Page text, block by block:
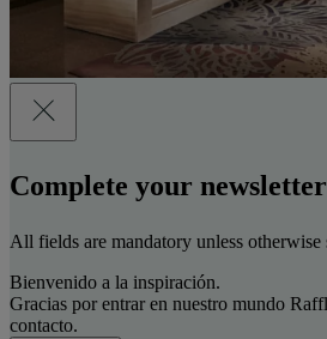
Complete your
All fields are mandatory unless otherwise
Bienvenido a la inspiración.
Gracias por entrar en nuestro mundo
contacto.